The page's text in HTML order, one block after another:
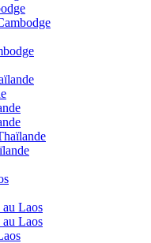
au Laos
au Laos